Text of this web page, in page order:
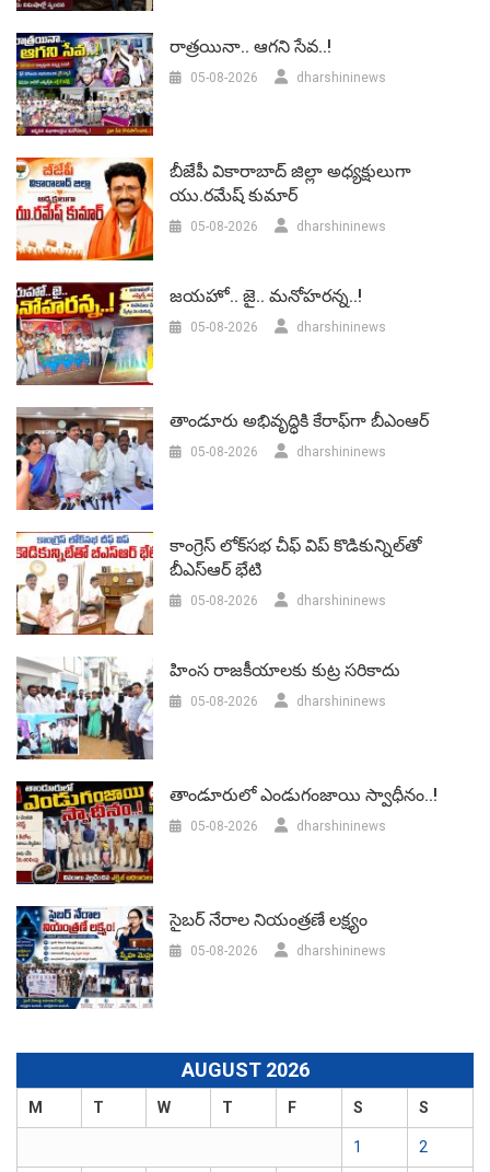
రాత్రయినా.. ఆగని సేవ..!
05-08-2026 dharshininews
బీజేపీ వికారాబాద్‌ జిల్లా అధ్యక్షులుగా
యు.రమేష్‌ కుమార్
05-08-2026 dharshininews
జయహో.. జై.. మనోహరన్న..!
05-08-2026 dharshininews
తాండూరు అభివృద్ధికి కేరాఫ్‌గా బీఎంఆర్‌
05-08-2026 dharshininews
కాంగ్రెస్ లోక్‌సభ చీఫ్ విప్ కొడికున్నిల్‌తో
బీఎస్‌ఆర్‌ భేటి
05-08-2026 dharshininews
హింస రాజకీయాలకు కుట్ర సరికాదు
05-08-2026 dharshininews
తాండూరులో ఎండుగంజాయి స్వాధీనం..!
05-08-2026 dharshininews
సైబర్ నేరాల నియంత్రణే లక్ష్యం
05-08-2026 dharshininews
AUGUST 2026
M T W T F S S
1 2